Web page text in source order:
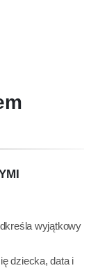
wyjątkowy
dziecka, data i